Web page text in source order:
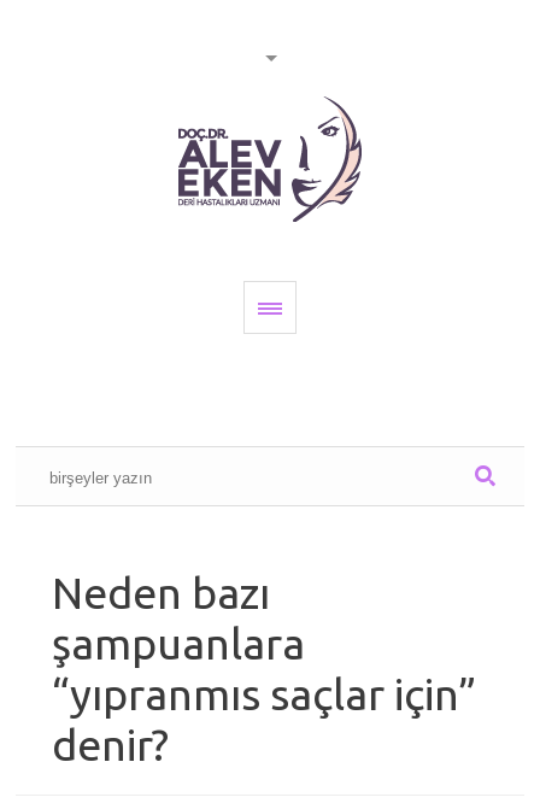
Neden bazı
şampuanlara
“yıpranmıs saçlar için”
denir?